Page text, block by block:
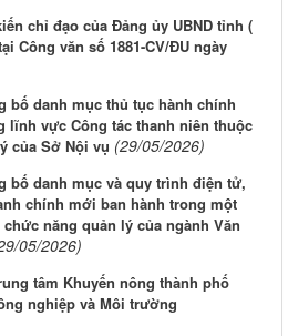
chỉ đạo của Đảng ủy UBND tỉnh (
Công văn số 1881-CV/ĐU ngày
bố danh mục thủ tục hành chính
lĩnh vực Công tác thanh niên thuộc
của Sở Nội vụ (29/05/2026)
bố danh mục và quy trình điện tử,
chính mới ban hành trong một
năng quản lý của ngành Văn
05/2026)
tâm Khuyến nông thành phố
nghiệp và Môi trường